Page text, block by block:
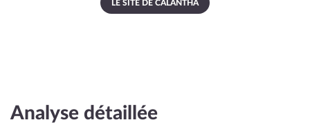
LE SITE DE CALANTHA
Analyse détaillée